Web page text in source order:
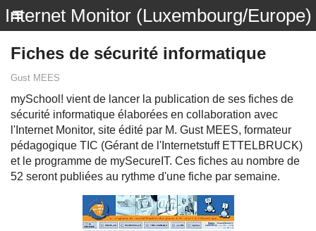
Internet Monitor (Luxembourg/Europe)
Fiches de sécurité informatique
Gust MEES
mySchool! vient de lancer la publication de ses fiches de
sécurité informatique élaborées en collaboration avec
l'Internet Monitor, site édité par M. Gust MEES, formateur
pédagogique TIC (Gérant de l'Internetstuff ETTELBRUCK)
et le programme de mySecureIT. Ces fiches au nombre de
52 seront publiées au rythme d'une fiche par semaine.